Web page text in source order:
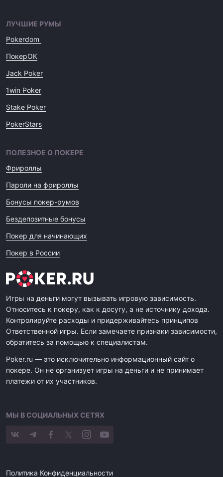
ЛУЧШИЕ РУМЫ
Pokerdom
ПокерОК
Jack Poker
1win Poker
Stake Poker
PokerStars
ПОЛЕЗНОЕ О ПОКЕРЕ
Фрироллы
Пароли на фрироллы
Бонусы покер-румов
Бездепозитные бонусы
Покер для начинающих
Покер в России
Игры на деньги могут вызывать игровую зависимость.
Относитесь к покеру, как к досугу, а не источнику дохода.
Контролируйте расходы и придерживайтесь принципов
Ответственной игры. Если замечаете признаки зависимости,
обратитесь за помощью к специалистам.
Poker.ru — это исключительно информационный сайт о
покере. Он не организует игры на деньги и не принимает
платежи от их участников.
МЫ В СОЦИАЛЬНЫХ СЕТЯХ
Политика Конфиденциальности